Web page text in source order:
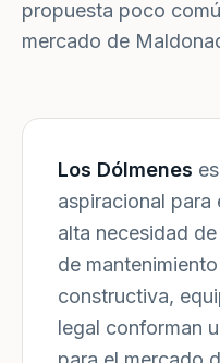
propuesta poco
mercado de
Los Dólmenes
aspiracional para
alta necesidad
de
constructiva,
legal conforman